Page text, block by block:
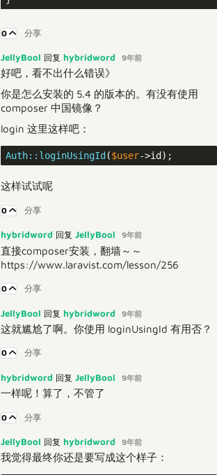
0 分享
JellyBool 回复 hybridword 9年前
好吧，看不出什么错误》
你是怎么安装的 5.4 的版本的。有没有使用
composer 中国镜像？
login 这里这样吧：
Auth: :loginUsingId ($user
这样试试呢
0 分享
hybridword 回复 JellyBool 9年前
直接composer安装，翻墙～～
https://www.laravist.com/lesson/256
0 分享
JellyBool 回复 hybridword 9年前
这就尴尬了啊。你使用 loginUsingId 有用否？
0 分享
hybridword 回复 JellyBool 9年前
一样呢！算了，不管了
0 分享
JellyBool 回复 hybridword 9年前
我觉得最终你还是要写成这个样子：